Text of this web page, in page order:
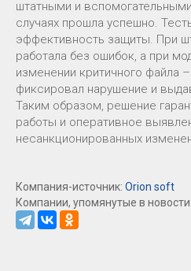
штатными и
случаях прошла успешно.
эффективность защиты. При
работала без ошибок, а при
изменении критичного файла
фиксировал нарушение и
Таким образом, решение
работы и оперативное
несанкционированных
Компания-источник: Orion soft
Компании, упомянутые в новости: